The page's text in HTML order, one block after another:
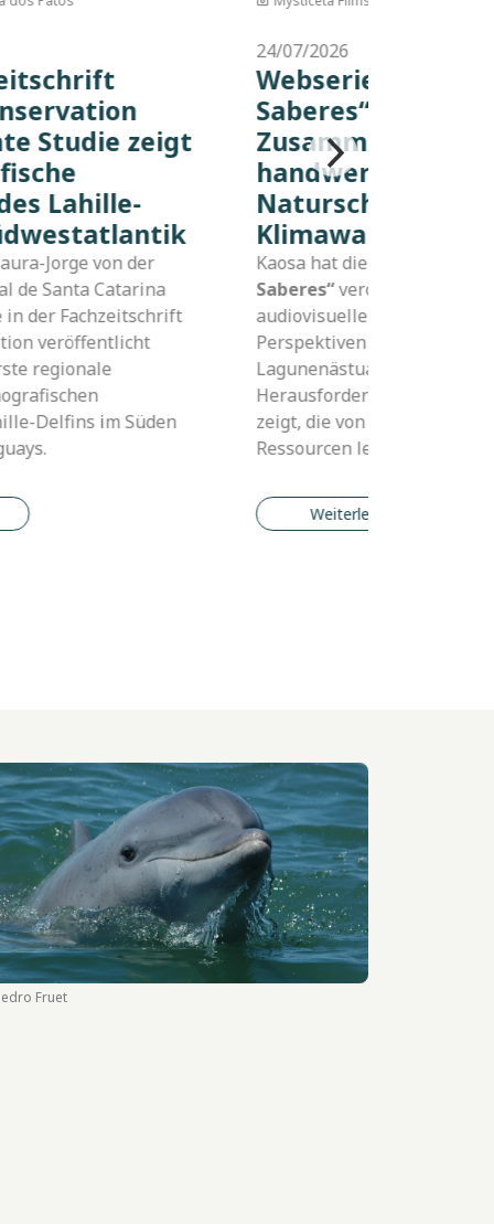
Lahille-Delfin im Fokus des
Wissenschaftsausschusses
der Internationalen
Walfangkommission
Vom 27. April bis zum 8. Mai 2026 fand in
Bled, Slowenien, die 70. Tagung des
Wissenschaftsausschusses der
Internationalen Walfangkommission (IWC)
statt.
Fruet